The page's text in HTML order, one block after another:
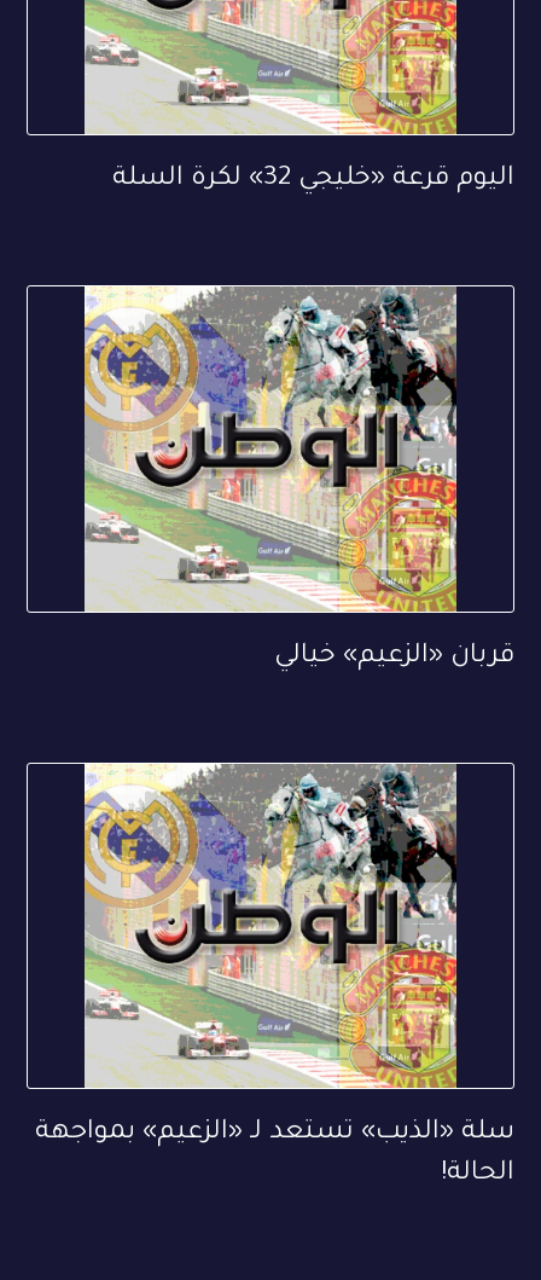
اليوم قرعة «خليجي 32» لكرة السلة
قربان «الزعيم» خيالي
سلة «الذيب» تستعد لـ «الزعيم» بمواجهة
الحالة!